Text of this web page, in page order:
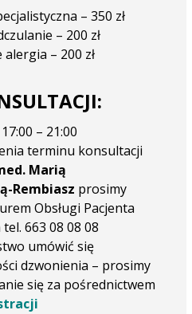
– 350 zł
– 200 zł
– 200 zł
– 21:00
terminu konsultacji
Marią
Rembiasz prosimy
Obsługi Pacjenta
663 08 08 08
umówić się
dzwonienia – prosimy
się za pośrednictwem